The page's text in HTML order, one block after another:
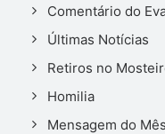
Comentário do
Últimas Notícias
Retiros no
Homilia
Mensagem do Mês